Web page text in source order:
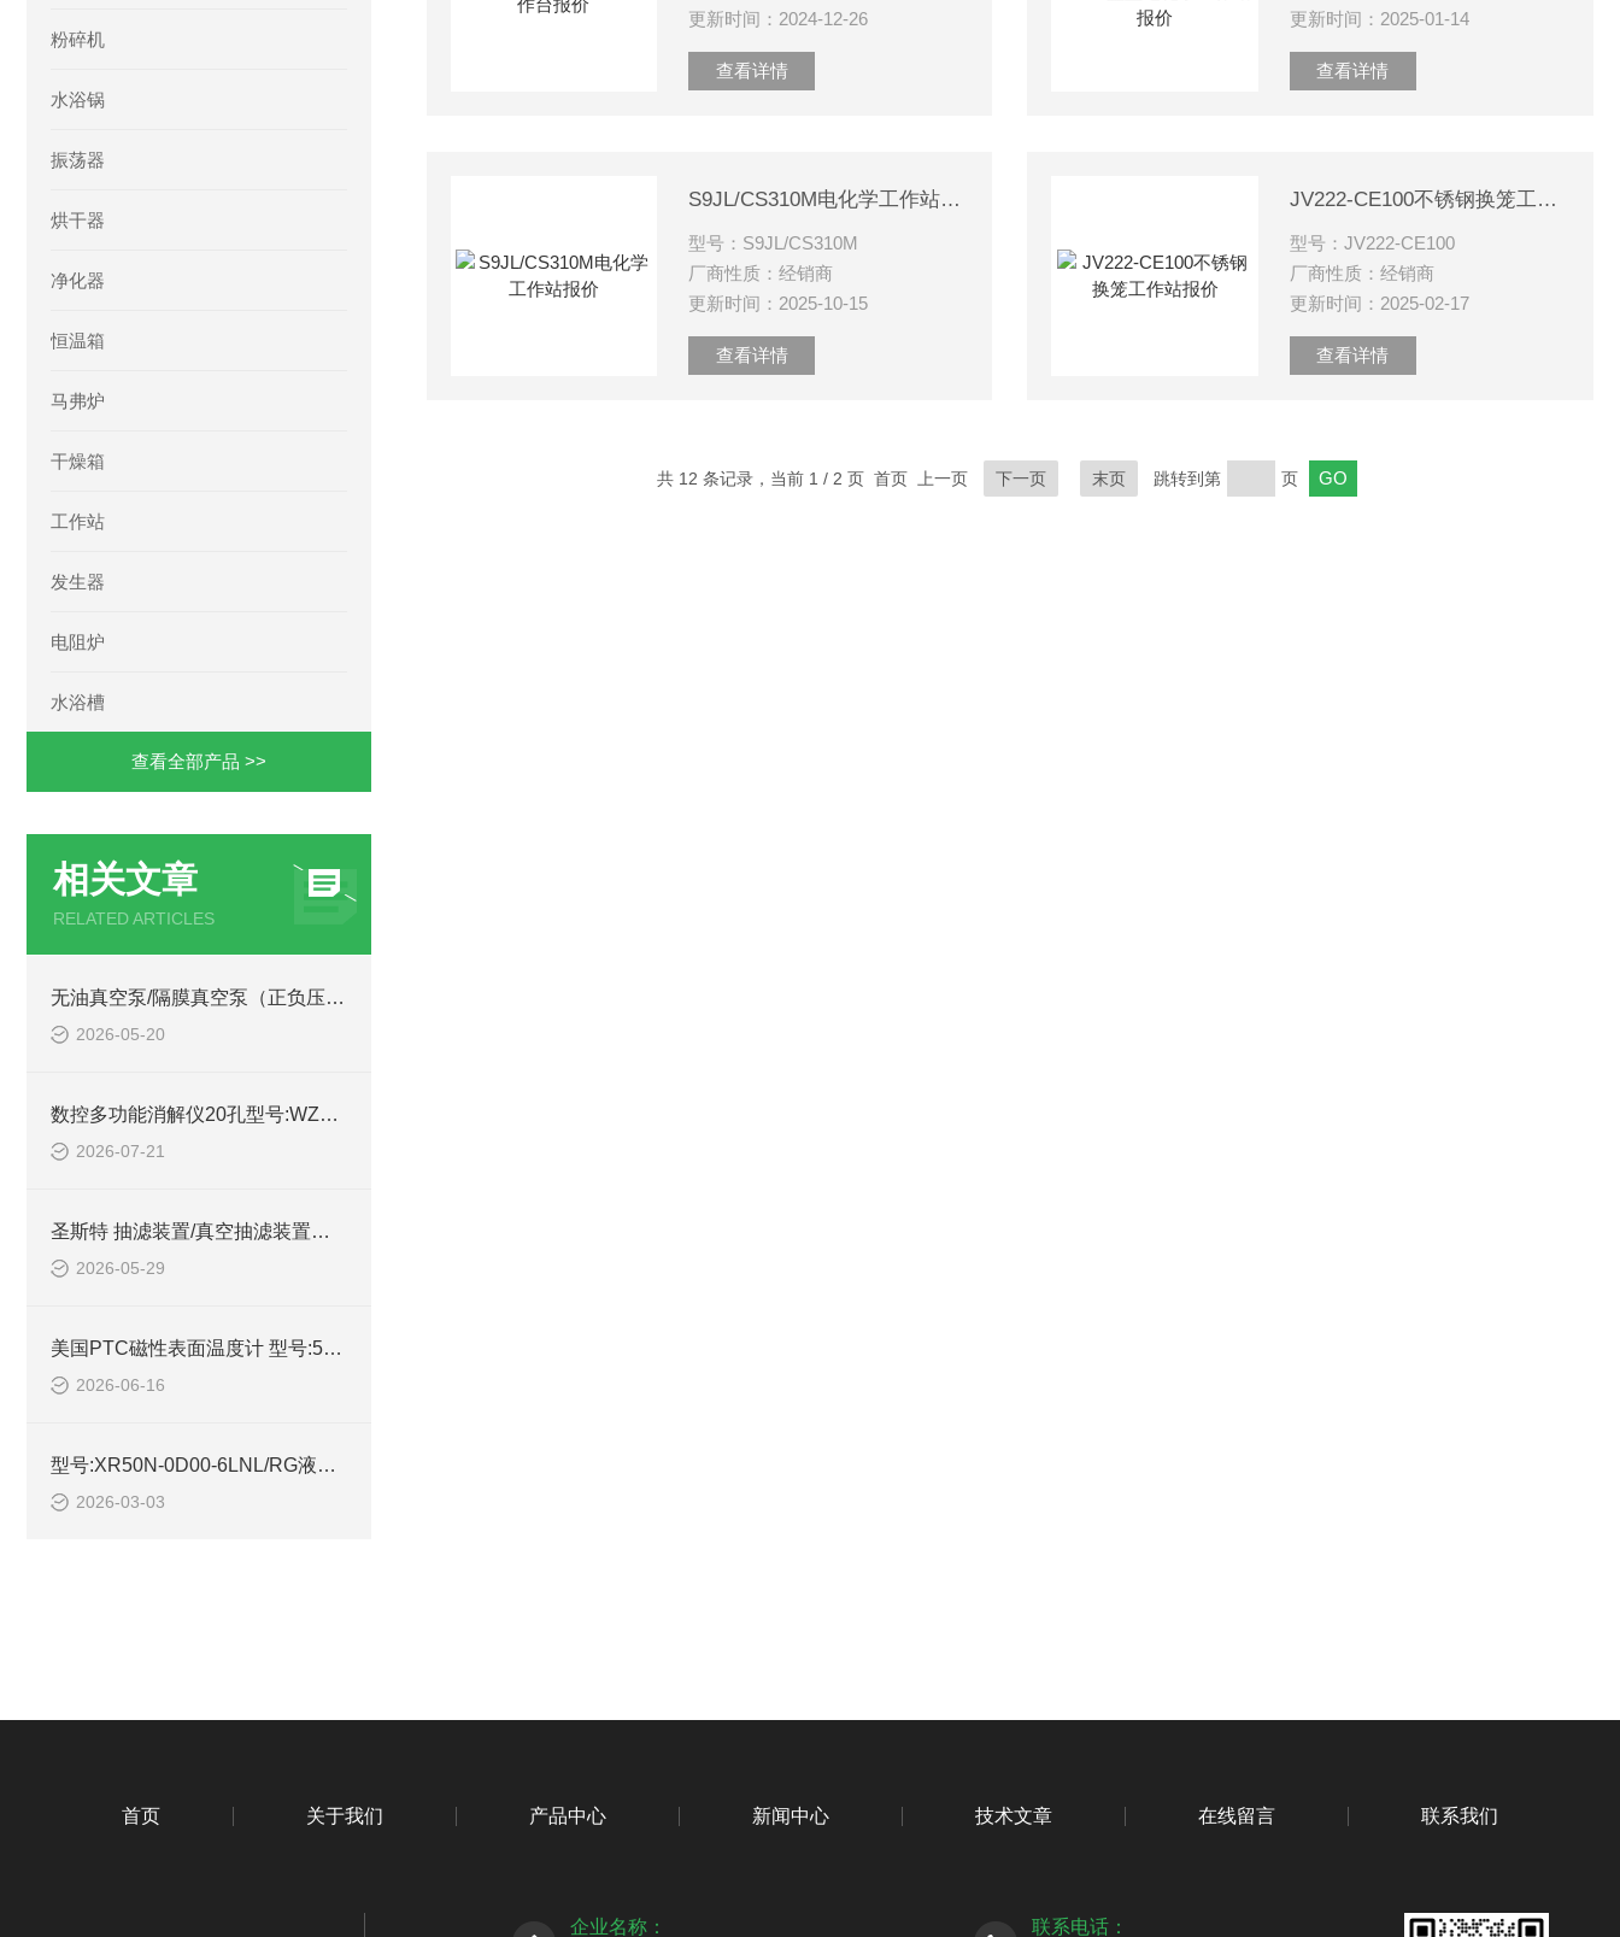
粉碎机
水浴锅
振荡器
烘干器
净化器
恒温箱
马弗炉
干燥箱
工作站
发生器
电阻炉
水浴槽
查看全部产品 >>
相关文章
RELATED ARTICLES
无油真空泵/隔膜真空泵（正负压型） 型号:ZXZFY-40的详细介绍
2026-05-20
数控多功能消解仪20孔型号:WZX/XJY-20K库号：M414703的技术参数
2026-07-21
圣斯特 抽滤装置/真空抽滤装置型号:WSK30/FS3310的简单介绍
2026-05-29
美国PTC磁性表面温度计 型号:575CMSS库号：M380118的简单介绍
2026-06-16
型号:XR50N-0D00-6LNL/RG液位传感器技术简介
2026-03-03
更新时间：2024-12-26
查看详情
更新时间：2025-01-14
查看详情
S9JL/CS310M电化学工作站报价
型号：S9JL/CS310M
厂商性质：经销商
更新时间：2025-10-15
查看详情
JV222-CE100不锈钢换笼工作站报价
型号：JV222-CE100
厂商性质：经销商
更新时间：2025-02-17
查看详情
共 12 条记录，当前 1 / 2 页 首页 上一页 下一页 末页 跳转到第 页
首页 关于我们 产品中心 新闻中心 技术文章 在线留言 联系我们
企业名称： 联系电话：